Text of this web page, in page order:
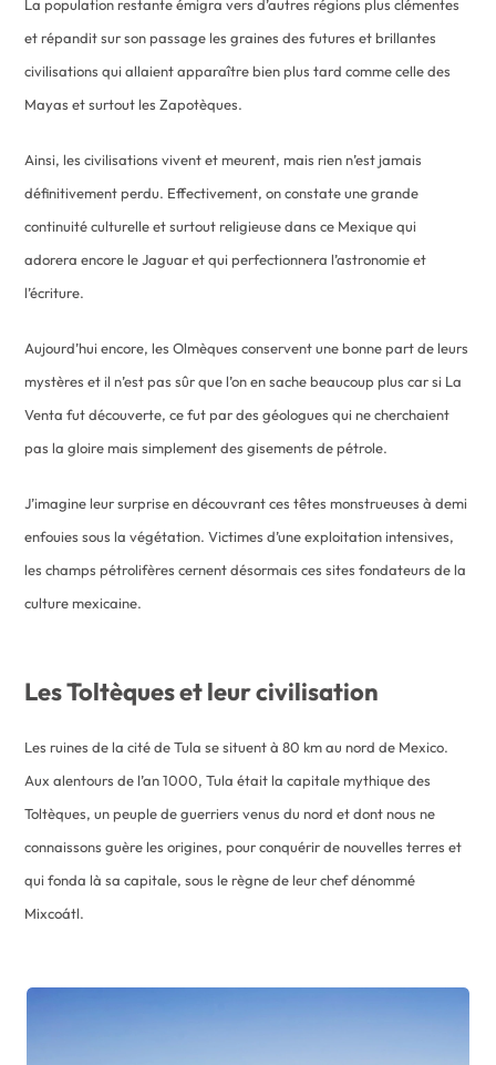
La population restante émigra vers d’autres régions plus clémentes
et répandit sur son passage les graines des futures et brillantes
civilisations qui allaient apparaître bien plus tard comme celle des
Mayas et surtout les Zapotèques.
Ainsi, les civilisations vivent et meurent, mais rien n’est jamais
définitivement perdu. Effectivement, on constate une grande
continuité culturelle et surtout religieuse dans ce Mexique qui
adorera encore le Jaguar et qui perfectionnera l’astronomie et
l’écriture.
Aujourd’hui encore, les Olmèques conservent une bonne part de leurs
mystères et il n’est pas sûr que l’on en sache beaucoup plus car si La
Venta fut découverte, ce fut par des géologues qui ne cherchaient
pas la gloire mais simplement des gisements de pétrole.
J’imagine leur surprise en découvrant ces têtes monstrueuses à demi
enfouies sous la végétation. Victimes d’une exploitation intensives,
les champs pétrolifères cernent désormais ces sites fondateurs de la
culture mexicaine.
Les Toltèques et leur civilisation
Les ruines de la cité de Tula se situent à 80 km au nord de Mexico.
Aux alentours de l’an 1000, Tula était la capitale mythique des
Toltèques, un peuple de guerriers venus du nord et dont nous ne
connaissons guère les origines, pour conquérir de nouvelles terres et
qui fonda là sa capitale, sous le règne de leur chef dénommé
Mixcoátl.